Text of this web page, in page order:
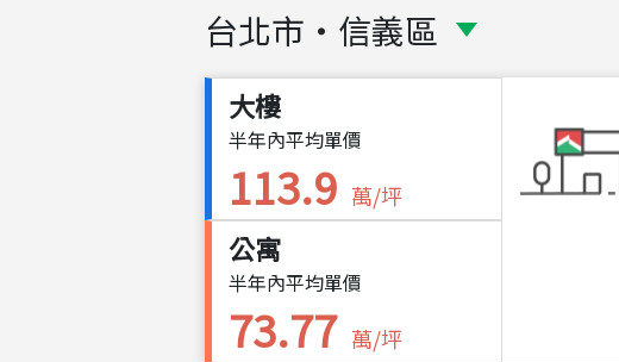
台北市 ・ 信義區
大樓
半年內平均單價
113.9 萬/坪
公寓
半年內平均單價
73.77 萬/坪